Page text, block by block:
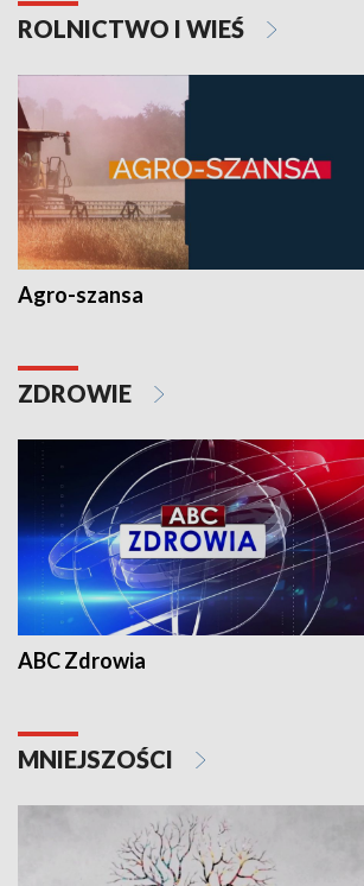
ROLNICTWO I WIEŚ
Agro-szansa
ZDROWIE
ABC Zdrowia
MNIEJSZOŚCI